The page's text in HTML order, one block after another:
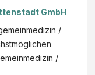
GmbH
/
/